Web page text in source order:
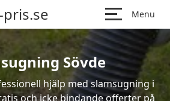
Menu
Sövde
hjälp med slamsugning i
och icke bindande offerter på